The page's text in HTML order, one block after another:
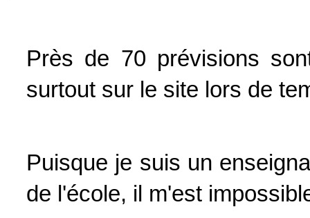
Près de 70 prévisions
surtout sur le site lors de
Puisque je suis un
de l'école, il m'est